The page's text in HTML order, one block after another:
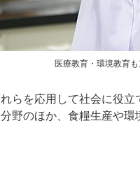
医療教育・環境教育
らを応用して社会に役
野のほか、食糧生産や